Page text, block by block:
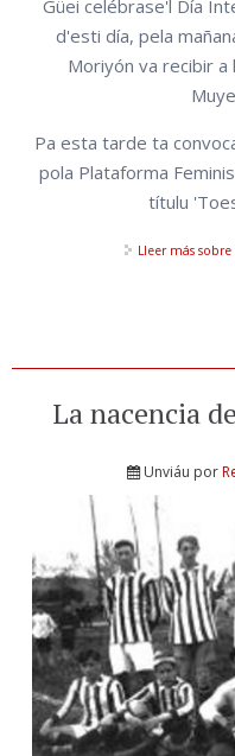
Güei celébrase'l Día
d'esti día, pela
Moriyón va recibir
Pa esta tarde ta
pola Plataforma
títulu
Lleer mássobre
La nacencia
Unviáu por